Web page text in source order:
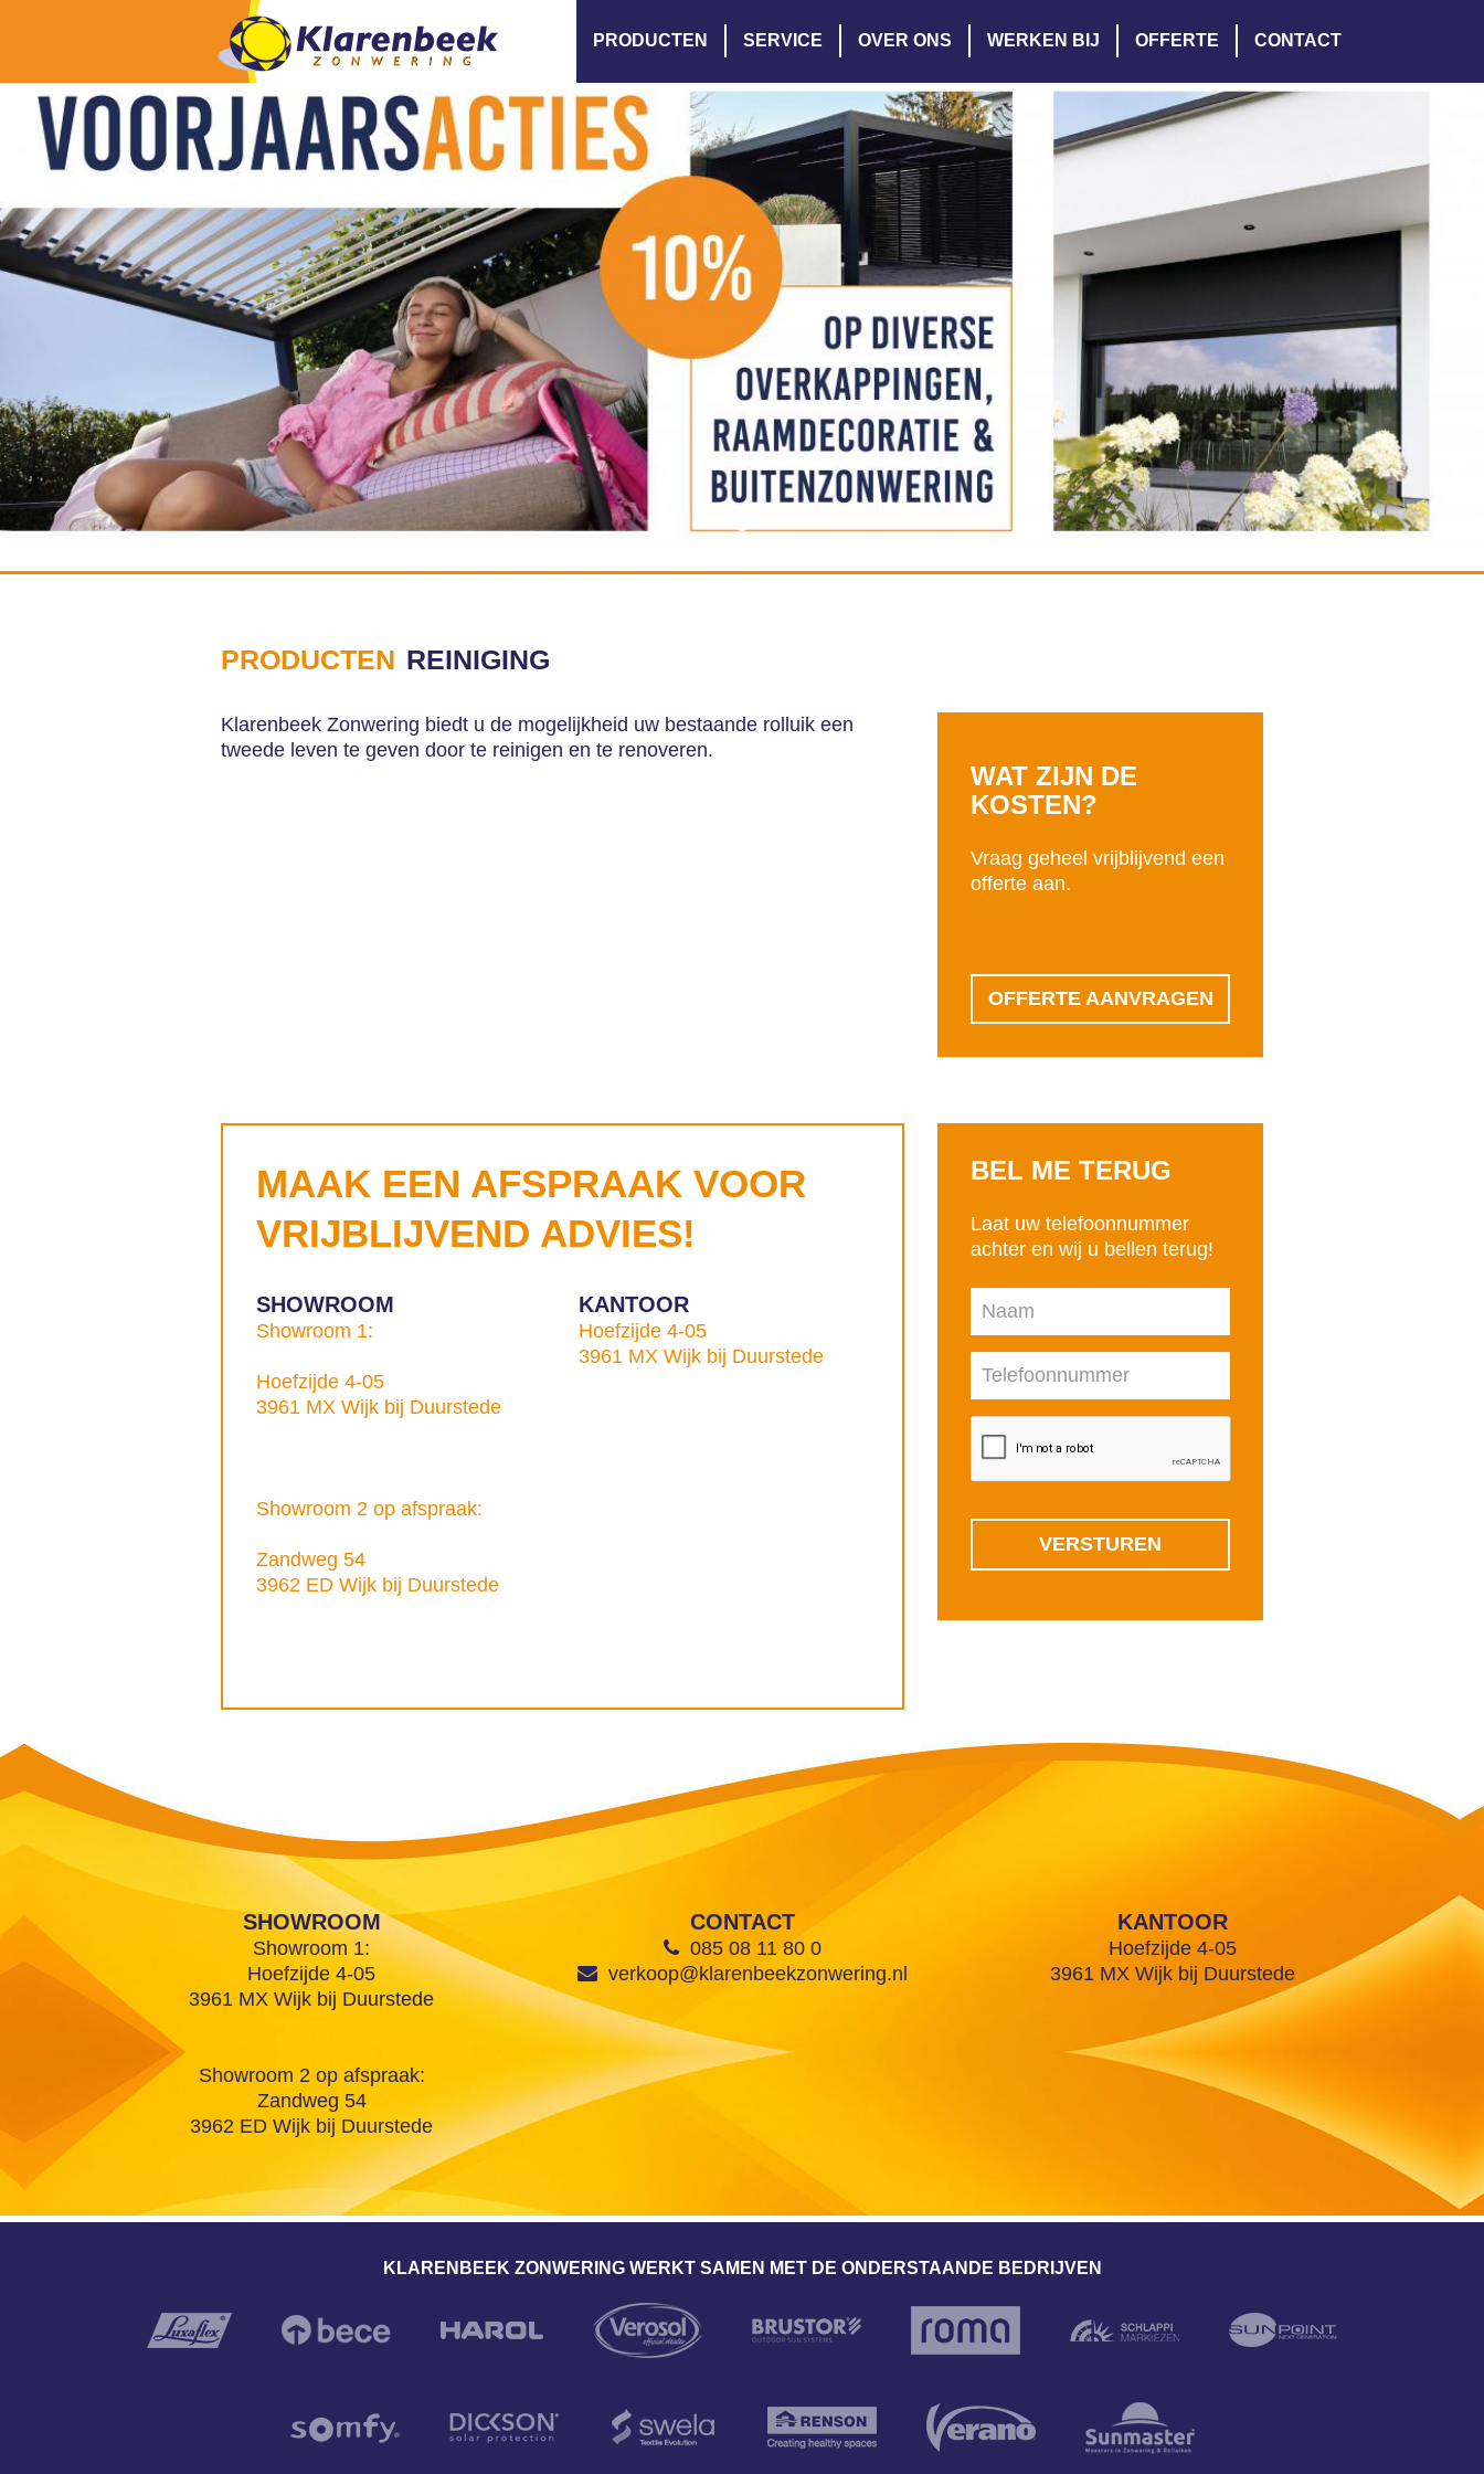
PRODUCTEN REINIGING
Klarenbeek Zonwering biedt u de mogelijkheid uw bestaande rolluik een
tweede leven te geven door te reinigen en te renoveren.
WAT ZIJN DE
KOSTEN?
Vraag geheel vrijblijvend een
offerte aan.
OFFERTE AANVRAGEN
MAAK EEN AFSPRAAK VOOR
VRIJBLIJVEND ADVIES!
SHOWROOM
Showroom 1:
Hoefzijde 4-05
3961 MX Wijk bij Duurstede
Showroom 2 op afspraak:
Zandweg 54
3962 ED Wijk bij Duurstede
KANTOOR
Hoefzijde 4-05
3961 MX Wijk bij Duurstede
BEL ME TERUG
Laat uw telefoonnummer
achter en wij u bellen terug!
PRODUCTEN SERVICE OVER ONS WERKEN BIJ OFFERTE CONTACT
SHOWROOM
Showroom 1:
Hoefzijde 4-05
3961 MX Wijk bij Duurstede
Showroom 2 op afspraak:
Zandweg 54
3962 ED Wijk bij Duurstede
CONTACT
085 08 11 80 0
verkoop@klarenbeekzonwering.nl
KANTOOR
Hoefzijde 4-05
3961 MX Wijk bij Duurstede
KLARENBEEK ZONWERING WERKT SAMEN MET DE ONDERSTAANDE BEDRIJVEN